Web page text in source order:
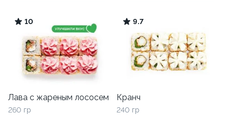
10
Лава с жареным лососем
260 гр
9.7
Кранч
240 гр